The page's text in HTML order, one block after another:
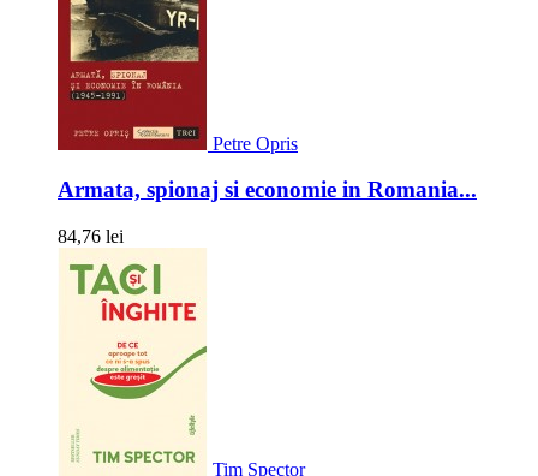
Petre Opris
Armata, spionaj si economie in Romania...
84,76 lei
Tim Spector